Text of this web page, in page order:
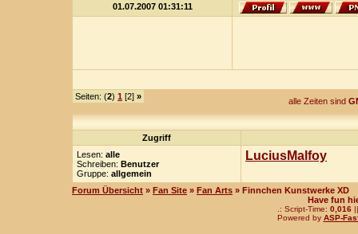
01.07.2007 01:31:11
Seiten: (2) 1 [2] » alle Zeiten sind
Zugriff
Lesen: alle
Schreiben: Benutzer
Gruppe: allgemein
LuciusMalfoy
Forum Übersicht » Fan Site » Fan Arts » Finnchen Kunstwerke XD
Have fun
.: Script-Time: 0,016
Powered by ASP-